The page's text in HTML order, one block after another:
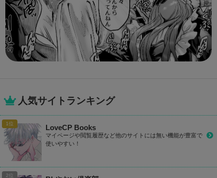
人気サイトランキング
LoveCP Books
マイページや閲覧履歴など他のサイトには無い機能が豊富で
使いやすい！